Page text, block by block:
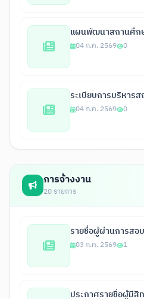
แผนพัฒนาสถานศึก
04 ก.ค. 2569 0
ระเบียบการบริหาร
04 ก.ค. 2569 0
การจ้างงาน
20 รายการ
รายชื่อผู้ผ่านการสอ
03 ก.ค. 2569 1
ประกาศรายชื่อผู้มี